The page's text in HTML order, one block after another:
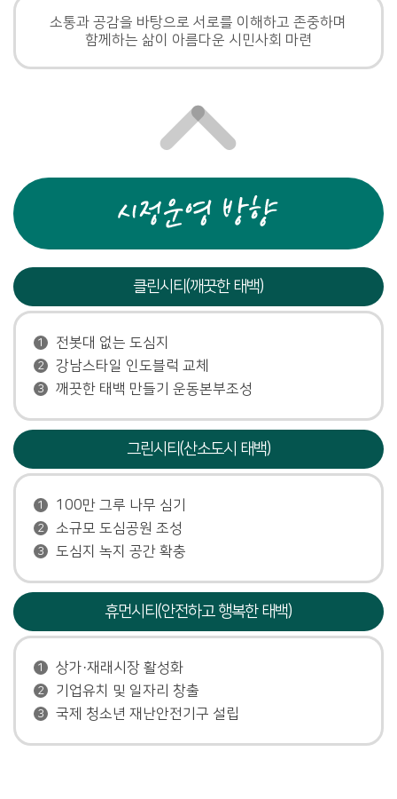
소통과 공감을 바탕으로 서로를 이해하고 존중하며
함께하는 삶이 아름다운 시민사회 마련
클린시티(깨끗한 태백)
1 전봇대 없는 도심지
2 강남스타일 인도블럭 교체
3 깨끗한 태백 만들기 운동본부조성
그린시티(산소도시 태백)
1 100만 그루 나무 심기
2 소규모 도심공원 조성
3 도심지 녹지 공간 확충
휴먼시티(안전하고 행복한 태백)
1 상가·재래시장 활성화
2 기업유치 및 일자리 창출
3 국제 청소년 재난안전기구 설립